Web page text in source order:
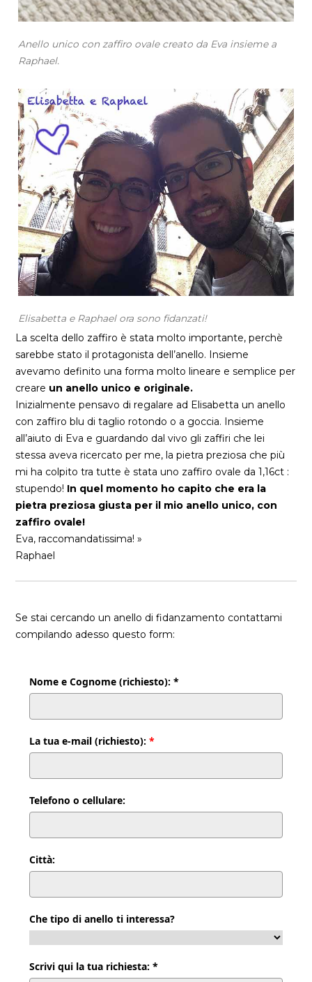
Anello unico con zaffiro ovale creato da Eva insieme a
Raphael.
Elisabetta e Raphael ora sono fidanzati!
La scelta dello zaffiro è stata molto importante, perchè
sarebbe stato il protagonista dell’anello. Insieme
avevamo definito una forma molto lineare e semplice per
creare un anello unico e originale.
Inizialmente pensavo di regalare ad Elisabetta un anello
con zaffiro blu di taglio rotondo o a goccia. Insieme
all’aiuto di Eva e guardando dal vivo gli zaffiri che lei
stessa aveva ricercato per me, la pietra preziosa che più
mi ha colpito tra tutte è stata uno zaffiro ovale da 1,16ct :
stupendo! In quel momento ho capito che era la
pietra preziosa giusta per il mio anello unico, con
zaffiro ovale!
Eva, raccomandatissima! »
Raphael
Se stai cercando un anello di fidanzamento contattami
compilando adesso questo form:
Nome e Cognome (richiesto): *
La tua e-mail (richiesto):*
Telefono o cellulare:
Città:
Che tipo di anello ti interessa?
Scrivi qui la tua richiesta: *